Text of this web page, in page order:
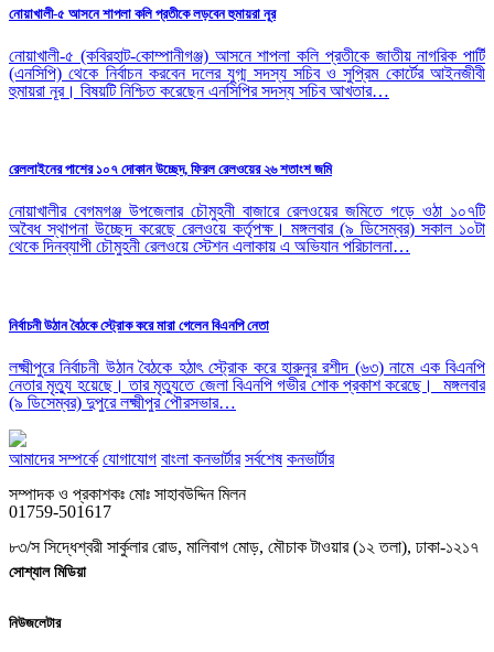
নোয়াখালী-৫ আসনে শাপলা কলি প্রতীকে লড়বেন হুমায়রা নূর
নোয়াখালী-৫ (কবিরহাট-কোম্পানীগঞ্জ) আসনে শাপলা কলি প্রতীকে জাতীয় নাগরিক পার্টি
(এনসিপি) থেকে নির্বাচন করবেন দলের যুগ্ম সদস্য সচিব ও সুপ্রিম কোর্টের আইনজীবী
হুমায়রা নূর। বিষয়টি নিশ্চিত করেছেন এনসিপির সদস্য সচিব আখতার…
রেললাইনের পাশের ১০৭ দোকান উচ্ছেদ, ফিরল রেলওয়ের ২৬ শতাংশ জমি
নোয়াখালীর বেগমগঞ্জ উপজেলার চৌমুহনী বাজারে রেলওয়ের জমিতে গড়ে ওঠা ১০৭টি
অবৈধ স্থাপনা উচ্ছেদ করেছে রেলওয়ে কর্তৃপক্ষ। মঙ্গলবার (৯ ডিসেম্বর) সকাল ১০টা
থেকে দিনব্যাপী চৌমুহনী রেলওয়ে স্টেশন এলাকায় এ অভিযান পরিচালনা…
নির্বাচনী উঠান বৈঠকে স্ট্রোক করে মারা গেলেন বিএনপি নেতা
লক্ষ্মীপুরে নির্বাচনী উঠান বৈঠকে হঠাৎ স্ট্রোক করে হারুনুর রশীদ (৬৩) নামে এক বিএনপি
নেতার মৃত্যু হয়েছে। তার মৃত্যুতে জেলা বিএনপি গভীর শোক প্রকাশ করেছে। মঙ্গলবার
(৯ ডিসেম্বর) দুপুরে লক্ষ্মীপুর পৌরসভার…
আমাদের সম্পর্কে যোগাযোগ বাংলা কনভার্টার সর্বশেষ কনভার্টার
সম্পাদক ও প্রকাশকঃ মোঃ সাহাবউদ্দিন মিলন
01759-501617
৮৩/স সিদ্ধেশ্বরী সার্কুলার রোড, মালিবাগ মোড়, মৌচাক টাওয়ার (১২ তলা), ঢাকা-১২১৭
সোশ্যাল মিডিয়া
নিউজলেটার